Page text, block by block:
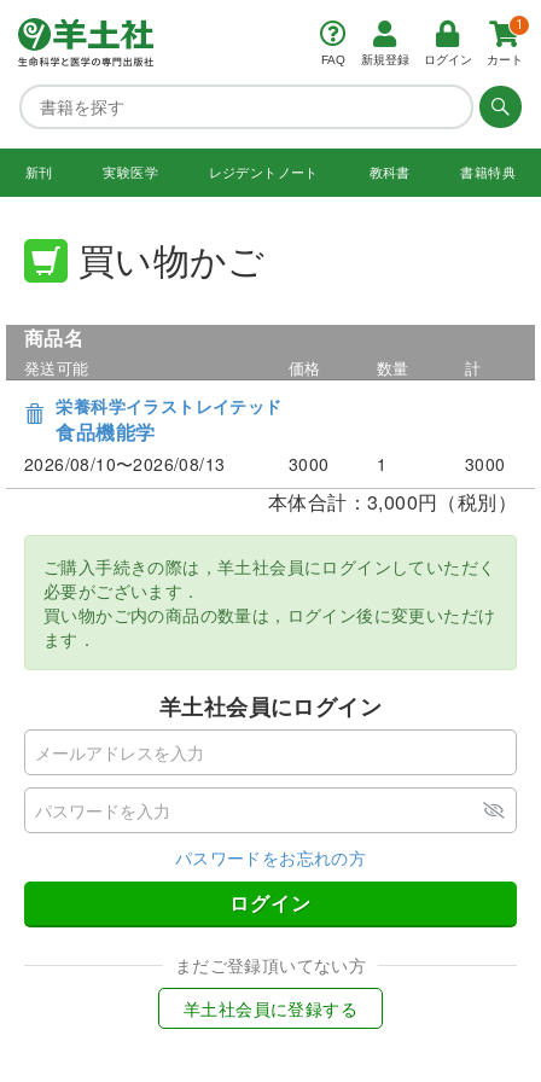
FAQ 新規登録 ログイン カート
1
新刊 実験医学 レジデント ノート 教科書 書籍特典
買い物かご
商品名
発送可能 価格 数量
計
栄養科学イラストレイテッド
食品機能学
2026/08/10〜2026/08/13 3000 1 3000
本体合計：3,000円（税別）
ご購入手続きの際は，羊土社会員にログインしていただく
必要がございます．
買い物かご内の商品の数量は，ログイン後に変更いただけ
ます．
羊土社会員にログイン
パスワードをお忘れの方
ログイン
まだご登録頂いてない方
羊土社会員に登録する